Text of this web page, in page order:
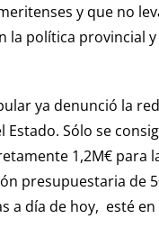
y que no
política provincial
ya denunció la
Sólo se
1,2M€
presupuestaria
a día de hoy, esté